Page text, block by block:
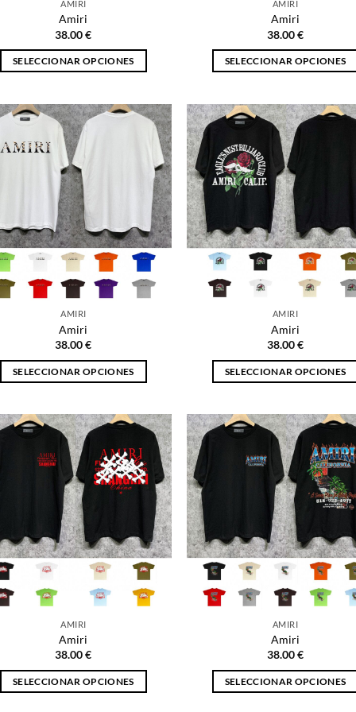
de
producto
de
producto
AMIRI
Amiri
38.00€
SELECCIONAR OPCIONES
tiene
múltiples
variantes.
Las
opciones
se
pueden
elegir
en
la
página
de
producto
AMIRI
Amiri
38.00€
SELECCIONAR OPCIONES
tiene
múltiples
variantes.
Las
opciones
se
pueden
elegir
página
de
producto
AMIRI
Amiri
38.00€
SELECCIONAR OPCIONES
tiene
múltiples
variantes.
Las
opciones
se
pueden
elegir
página
de
producto
AMIRI
Amiri
38.00€
SELECCIONAR OPCIONES
tiene
múltiples
variantes.
Las
opciones
se
pueden
elegir
en
la
página
de
producto
AMIRI
Amiri
38.00€
SELECCIONAR OPCIONES
AMIRI
Amiri
38.00€
SELECCIONAR OPCIONES